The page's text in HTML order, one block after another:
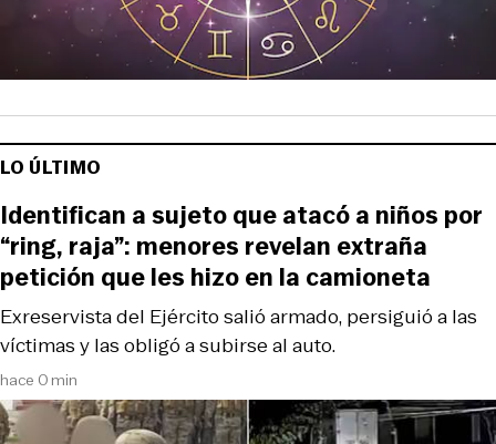
LO ÚLTIMO
hace 0 min
Exreservista del Ejército salió armado, persiguió a las
víctimas y las obligó a subirse al auto.
Identifican a sujeto que atacó a niños por
“ring, raja”: menores revelan extraña
petición que les hizo en la camioneta